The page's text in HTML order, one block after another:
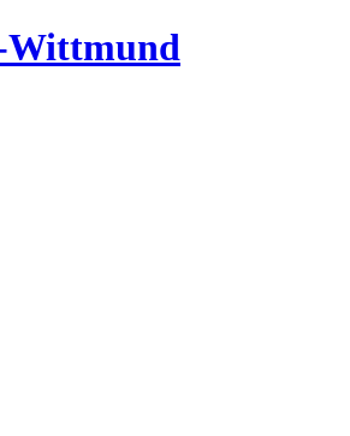
Wittmund